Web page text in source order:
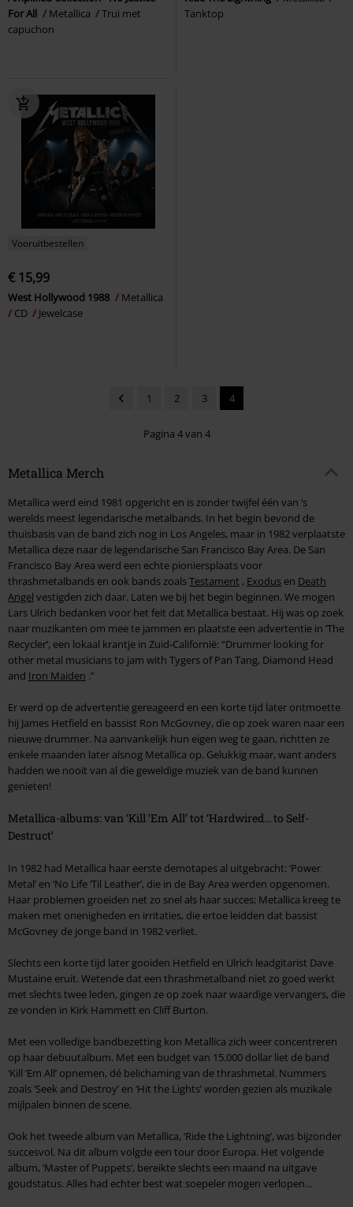
For All
Metallica
Trui met
capuchon
Tanktop
Vooruitbestellen
€ 15,99
West Hollywood 1988
Metallica
CD
Jewelcase
1 2 3 4
Pagina 4 van 4
Metallica Merch
Metallica werd eind 1981 opgericht en is zonder twijfel één van ‘s
werelds meest legendarische metalbands. In het begin bevond de
thuisbasis van de band zich nog in Los Angeles, maar in 1982 verplaatste
Metallica deze naar de legendarische San Francisco Bay Area. De San
Francisco Bay Area werd een echte pioniersplaats voor
thrashmetalbands en ook bands zoalsTestament , Exodus en Death
Angel vestigden zich daar. Laten we bij het begin beginnen. We mogen
Lars Ulrich bedanken voor het feit dat Metallica bestaat. Hij was op zoek
naar muzikanten om mee te jammen en plaatste een advertentie in ’The
Recycler’, een lokaal krantje in Zuid-Californië: “Drummer looking for
other metal musicians to jam with Tygers of Pan Tang, Diamond Head
and Iron Maiden .”
Er werd op de advertentie gereageerd en een korte tijd later ontmoette
hij James Hetfield en bassist Ron McGovney, die op zoek waren naar een
nieuwe drummer. Na aanvankelijk hun eigen weg te gaan, richtten ze
enkele maanden later alsnog Metallica op. Gelukkig maar, want anders
hadden we nooit van al die geweldige muziek van de band kunnen
genieten!
Metallica-albums: van ‘Kill ‘Em All’ tot ‘Hardwired... to Self-
Destruct’
In 1982 had Metallica haar eerste demotapes al uitgebracht: ‘Power
Metal’ en ‘No Life ‘Til Leather’, die in de Bay Area werden opgenomen.
Haar problemen groeiden net zo snel als haar succes; Metallica kreeg te
maken met onenigheden en irritaties, die ertoe leidden dat bassist
McGovney de jonge band in 1982 verliet.
Slechts een korte tijd later gooiden Hetfield en Ulrich leadgitarist Dave
Mustaine eruit. Wetende dat een thrashmetalband niet zo goed werkt
met slechts twee leden, gingen ze op zoek naar waardige vervangers, die
ze vonden in Kirk Hammett en Cliff Burton.
Met een volledige bandbezetting kon Metallica zich weer concentreren
op haar debuutalbum. Met een budget van 15.000 dollar liet de band
‘Kill ‘Em All’ opnemen, dé belichaming van de thrashmetal. Nummers
zoals ‘Seek and Destroy’ en ‘Hit the Lights’ worden gezien als muzikale
mijlpalen binnen de scene.
Ook het tweede album van Metallica, ‘Ride the Lightning’, was bijzonder
succesvol. Na dit album volgde een tour door Europa. Het volgende
album, ‘Master of Puppets’, bereikte slechts een maand na uitgave
goudstatus. Alles had echter best wat soepeler mogen verlopen…